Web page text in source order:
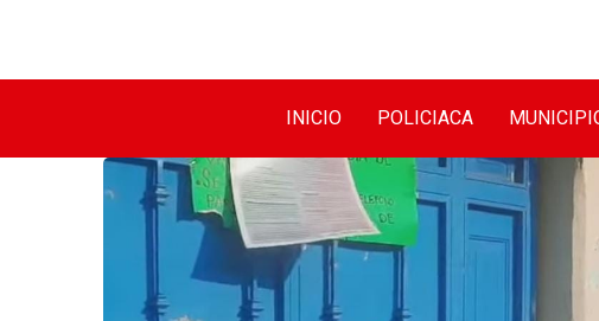
INICIO POLICIACA